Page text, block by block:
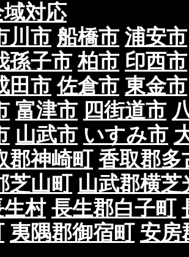
対応
川市 船橋市 浦安市
孫子市 柏市 印西市
田市 佐倉市 東金市
富津市 四街道市
山武市 いすみ市
郡神崎町 香取郡多
芝山町 山武郡横芝
村 長生郡白子町
夷隅郡御宿町 安房